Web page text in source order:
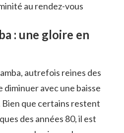
au rendez-vous
: une gloire en
autrefois reines des
diminuer avec une baisse
que certains restent
des années 80, il est